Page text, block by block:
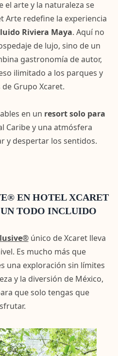
el arte y la naturaleza se
Arte redefine la experiencia
Riviera Maya. Aquí no
de lujo, sino de un
gastronomía de autor,
ilimitado a los parques y
Grupo Xcaret.
en un resort solo para
Caribe y una atmósfera
y despertar los sentidos.
EN HOTEL XCARET
TODO INCLUIDO
único de Xcaret lleva
Es mucho más que
una exploración sin límites
y la diversión de México,
que solo tengas que